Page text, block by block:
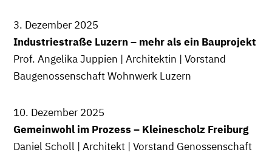
3. Dezember 2025
Industriestraße Luzern – mehr als ein Bauprojekt
Prof. Angelika Juppien | Architektin | Vorstand
Baugenossenschaft Wohnwerk Luzern
10. Dezember 2025
Gemeinwohl im Prozess – Kleinescholz Freiburg
Daniel Scholl | Architekt | Vorstand Genossenschaft